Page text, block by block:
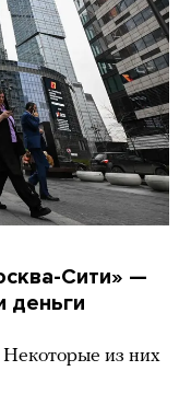
Сити» —
деньги
из них